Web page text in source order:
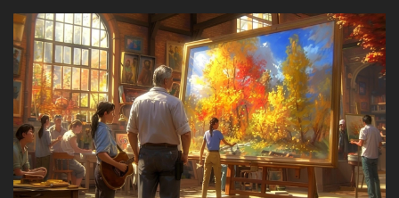
преобразяване, което някога сте направили!